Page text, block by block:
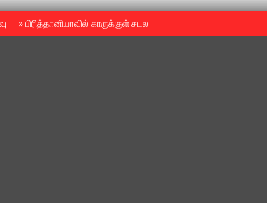
»பிரித்தானியாவில் காருக்குள் சடலம் -தமிழருடையதா ?